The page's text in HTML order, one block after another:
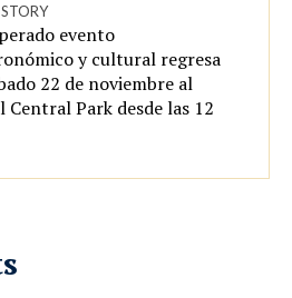
evento
y cultural regresa
22 de noviembre al
Central Park desde las 12